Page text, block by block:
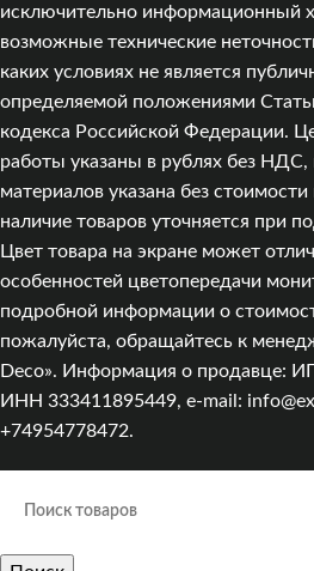
исключительно информационный
возможные технические
каких условиях не является
определяемой положениями
кодекса Российской Федерации.
работы указаны в рублях без НДС,
материалов указана без
наличие товаров уточняется при
Цвет товара на экране может
особенностей цветопередачи
подробной информации о
пожалуйста, обращайтесь к
Deco». Информация о продавце:
ИНН 333411895449, e-mail:
+74954778472.
Мы используем cookies для
Оставаясь на сайте, вы
обработки